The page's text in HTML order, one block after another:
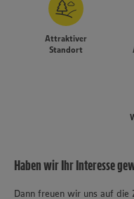
Attraktiver
Standort
Haben wir Ihr Interesse
Dann freuen wir uns auf die